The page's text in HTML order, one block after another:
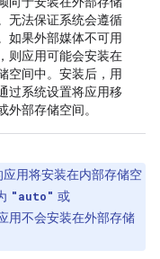
无法保证系统会遵循
如果外部媒体不可用
则应用可能会安装在
空间中。安装后，用
过系统设置将应用移
外部存储空间。
用将安装在内部存储空
"auto" 或
用不会安装在外部存储